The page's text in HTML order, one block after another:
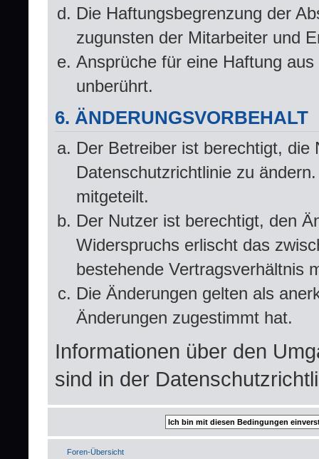
Die Haftungsbegrenzung der
zugunsten der Mitarbeiter und
Ansprüche für eine Haftung
unberührt.
6. ÄNDERUNGSVORBEHALT
Der Betreiber ist berechtigt, die
Datenschutzrichtlinie zu
mitgeteilt.
Der Nutzer ist berechtigt, den
Widerspruchs erlischt das
bestehende Vertragsverhältnis
Die Änderungen gelten als
Änderungen zugestimmt hat.
Informationen über den
sind in der
Foren-Übersicht